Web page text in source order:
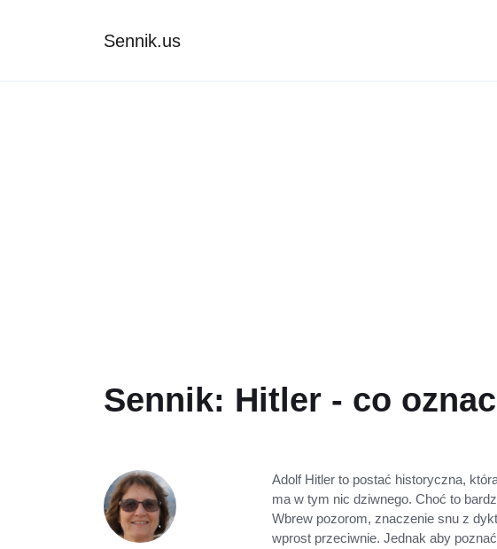
Sennik.us
Sennik: Hitler - co
Adolf Hitler to postać historyczna,
ma w tym nic dziwnego. Choć to
Wbrew pozorom, znaczenie snu z
wprost przeciwnie. Jednak aby